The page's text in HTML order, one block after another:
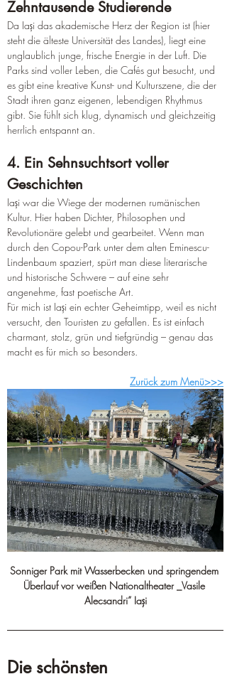
Zehntausende Studierende
Da Iași das akademische Herz der Region ist (hier
steht die älteste Universität des Landes), liegt eine
unglaublich junge, frische Energie in der Luft. Die
Parks sind voller Leben, die Cafés gut besucht, und
es gibt eine kreative Kunst- und Kulturszene, die der
Stadt ihren ganz eigenen, lebendigen Rhythmus
gibt. Sie fühlt sich klug, dynamisch und gleichzeitig
herrlich entspannt an.
4. Ein Sehnsuchtsort voller
Geschichten
Iași war die Wiege der modernen rumänischen
Kultur. Hier haben Dichter, Philosophen und
Revolutionäre gelebt und gearbeitet. Wenn man
durch den Copou-Park unter dem alten Eminescu-
Lindenbaum spaziert, spürt man diese literarische
und historische Schwere – auf eine sehr
angenehme, fast poetische Art.
Für mich ist Iași ein echter Geheimtipp, weil es nicht
versucht, den Touristen zu gefallen. Es ist einfach
charmant, stolz, grün und tiefgründig – genau das
macht es für mich so besonders.
Zurück zum Menü>>>
Sonniger Park mit Wasserbecken und springendem
Überlauf vor weißen Nationaltheater _Vasile
Alecsandri” Iaşi
Die schönsten